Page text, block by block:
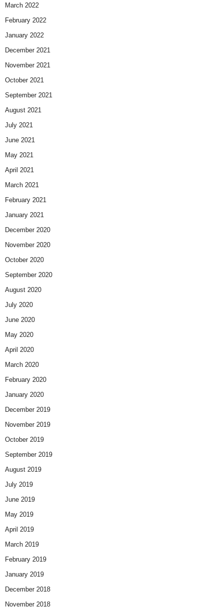
March 2022
February 2022
January 2022
December 2021
November 2021
October 2021
September 2021
August 2021
July 2021
June 2021
May 2021
April 2021
March 2021
February 2021
January 2021
December 2020
November 2020
October 2020
September 2020
August 2020
July 2020
June 2020
May 2020
April 2020
March 2020
February 2020
January 2020
December 2019
November 2019
October 2019
September 2019
August 2019
July 2019
June 2019
May 2019
April 2019
March 2019
February 2019
January 2019
December 2018
November 2018